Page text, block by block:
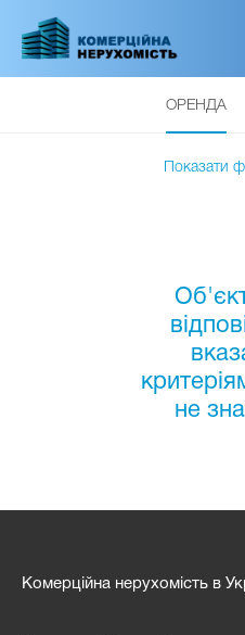
основного
ОРЕНДА
Показати
не
Комерційна нерухомість в